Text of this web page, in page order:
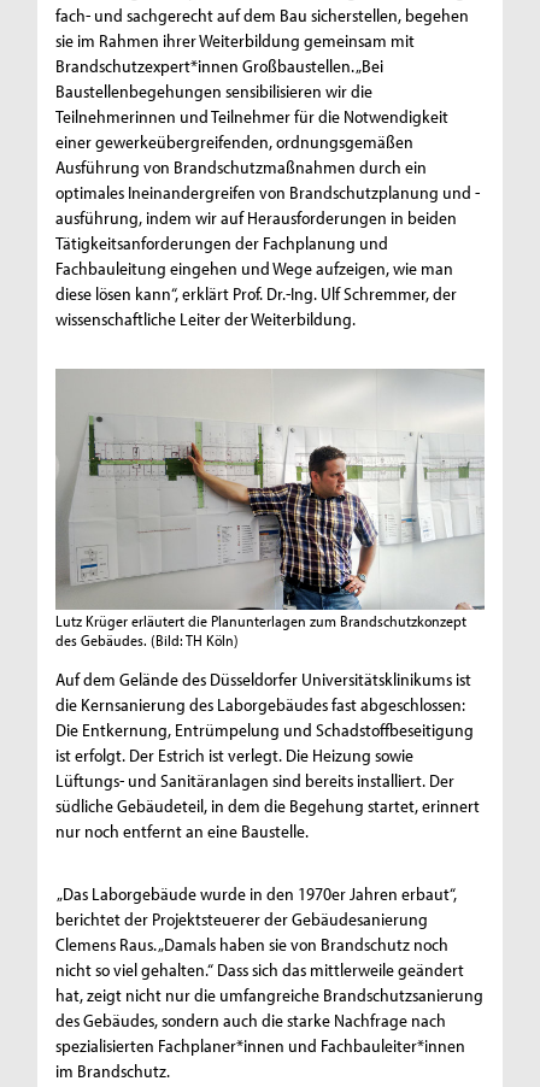
fach- und sachgerecht auf dem Bau sicherstellen, begehen
sie im Rahmen ihrer Weiterbildung gemeinsam mit
Brandschutzexpert*innen Großbaustellen. „Bei
Baustellenbegehungen sensibilisieren wir die
Teilnehmerinnen und Teilnehmer für die Notwendigkeit
einer gewerkeübergreifenden, ordnungsgemäßen
Ausführung von Brandschutzmaßnahmen durch ein
optimales Ineinandergreifen von Brandschutzplanung und -
ausführung, indem wir auf Herausforderungen in beiden
Tätigkeitsanforderungen der Fachplanung und
Fachbauleitung eingehen und Wege aufzeigen, wie man
diese lösen kann“, erklärt Prof. Dr.-Ing. Ulf Schremmer, der
wissenschaftliche Leiter der Weiterbildung.
Lutz Krüger erläutert die Planunterlagen zum Brandschutzkonzept
des Gebäudes. (Bild: TH Köln)
Auf dem Gelände des Düsseldorfer Universitätsklinikums ist
die Kernsanierung des Laborgebäudes fast abgeschlossen:
Die Entkernung, Entrümpelung und Schadstoffbeseitigung
ist erfolgt. Der Estrich ist verlegt. Die Heizung sowie
Lüftungs- und Sanitäranlagen sind bereits installiert. Der
südliche Gebäudeteil, in dem die Begehung startet, erinnert
nur noch entfernt an eine Baustelle.
„Das Laborgebäude wurde in den 1970er Jahren erbaut“,
berichtet der Projektsteuerer der Gebäudesanierung
Clemens Raus. „Damals haben sie von Brandschutz noch
nicht so viel gehalten.“ Dass sich das mittlerweile geändert
hat, zeigt nicht nur die umfangreiche Brandschutzsanierung
des Gebäudes, sondern auch die starke Nachfrage nach
spezialisierten Fachplaner*innen und Fachbauleiter*innen
im Brandschutz.